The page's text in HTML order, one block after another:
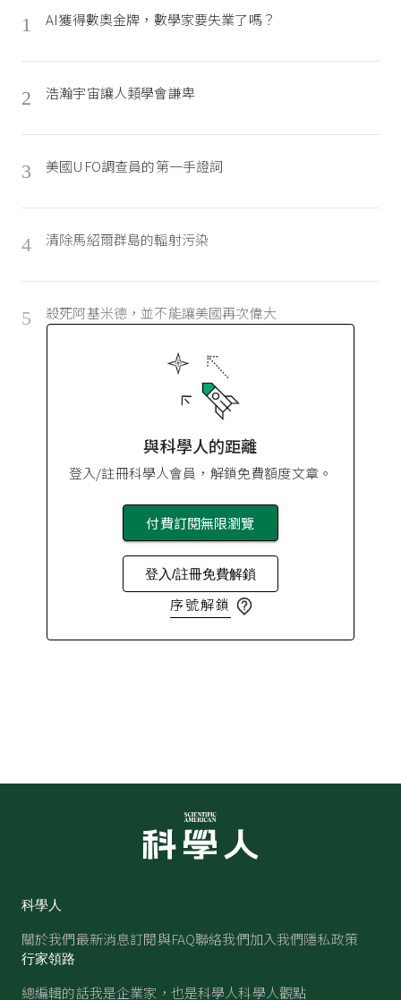
1 AI獲得數奧金牌，數學家要失業了嗎？
2 浩瀚宇宙讓人類學會謙卑
3 美國UFO調查員的第一手證詞
4 清除馬紹爾群島的輻射污染
5 殺死阿基米德，並不能讓美國再次偉大
與科學人的距離
登入/註冊科學人會員，解鎖免費額度文章。
付費訂閱無限瀏覽
登入/註冊免費解鎖
序號解鎖
科學人
關於我們最新消息訂閱與FAQ聯絡我們加入我們隱私政策
行家領路
總編輯的話我是企業家，也是科學人科學人觀點